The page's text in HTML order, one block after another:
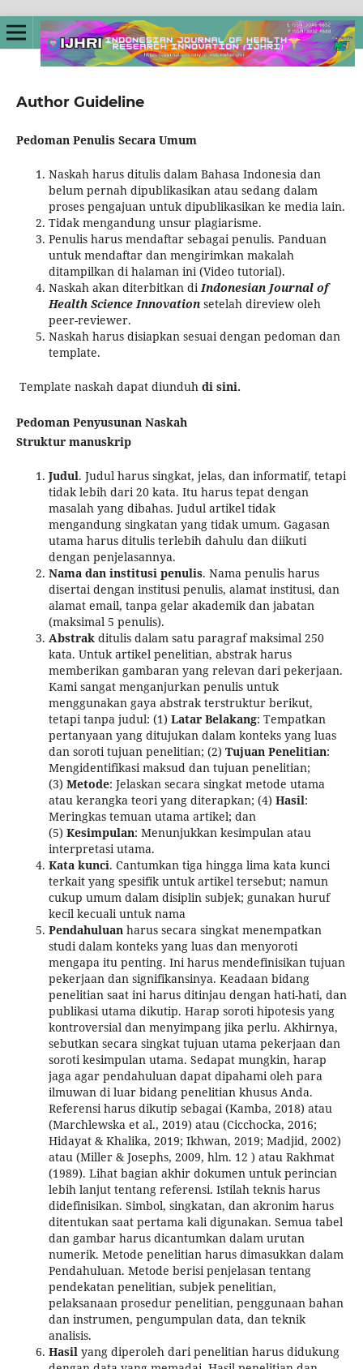
Author Guideline
Pedoman Penulis Secara Umum
Naskah harus ditulis dalam Bahasa Indonesia dan
belum pernah dipublikasikan atau sedang dalam
proses pengajuan untuk dipublikasikan ke media lain.
Tidak mengandung unsur plagiarisme.
Penulis harus mendaftar sebagai penulis. Panduan
untuk mendaftar dan mengirimkan makalah
ditampilkan di halaman ini (Video tutorial).
Naskah akan diterbitkan di Indonesian Journal of
Health Science Innovation setelah direview oleh
peer-reviewer.
Naskah harus disiapkan sesuai dengan pedoman dan
template.
Template naskah dapat diunduh di sini.
Pedoman Penyusunan Naskah
Struktur manuskrip
Judul. Judul harus singkat, jelas, dan informatif, tetapi
tidak lebih dari 20 kata. Itu harus tepat dengan
masalah yang dibahas. Judul artikel tidak
mengandung singkatan yang tidak umum. Gagasan
utama harus ditulis terlebih dahulu dan diikuti
dengan penjelasannya.
Nama dan institusi penulis. Nama penulis harus
disertai dengan institusi penulis, alamat institusi, dan
alamat email, tanpa gelar akademik dan jabatan
(maksimal 5 penulis).
Abstrakditulis dalam satu paragraf maksimal 250
kata. Untuk artikel penelitian, abstrak harus
memberikan gambaran yang relevan dari pekerjaan.
Kami sangat menganjurkan penulis untuk
menggunakan gaya abstrak terstruktur berikut,
tetapi tanpa judul: (1) Latar Belakang: Tempatkan
pertanyaan yang ditujukan dalam konteks yang luas
dan soroti tujuan penelitian; (2) Tujuan Penelitian:
Mengidentifikasi maksud dan tujuan penelitian;
(3) Metode: Jelaskan secara singkat metode utama
atau kerangka teori yang diterapkan; (4) Hasil:
Meringkas temuan utama artikel; dan
(5) Kesimpulan: Menunjukkan kesimpulan atau
interpretasi utama.
Kata kunci. Cantumkan tiga hingga lima kata kunci
terkait yang spesifik untuk artikel tersebut; namun
cukup umum dalam disiplin subjek; gunakan huruf
kecil kecuali untuk nama
Pendahuluanharus secara singkat menempatkan
studi dalam konteks yang luas dan menyoroti
mengapa itu penting. Ini harus mendefinisikan tujuan
pekerjaan dan signifikansinya. Keadaan bidang
penelitian saat ini harus ditinjau dengan hati-hati, dan
publikasi utama dikutip. Harap soroti hipotesis yang
kontroversial dan menyimpang jika perlu. Akhirnya,
sebutkan secara singkat tujuan utama pekerjaan dan
soroti kesimpulan utama. Sedapat mungkin, harap
jaga agar pendahuluan dapat dipahami oleh para
ilmuwan di luar bidang penelitian khusus Anda.
Referensi harus dikutip sebagai (Kamba, 2018) atau
(Marchlewska et al., 2019) atau (Cicchocka, 2016;
Hidayat & Khalika, 2019; Ikhwan, 2019; Madjid, 2002)
atau (Miller & Josephs, 2009, hlm. 12 ) atau Rakhmat
(1989). Lihat bagian akhir dokumen untuk perincian
lebih lanjut tentang referensi. Istilah teknis harus
didefinisikan. Simbol, singkatan, dan akronim harus
ditentukan saat pertama kali digunakan. Semua tabel
dan gambar harus dicantumkan dalam urutan
numerik. Metode penelitian harus dimasukkan dalam
Pendahuluan. Metode berisi penjelasan tentang
pendekatan penelitian, subjek penelitian,
pelaksanaan prosedur penelitian, penggunaan bahan
dan instrumen, pengumpulan data, dan teknik
analisis.
Hasilyang diperoleh dari penelitian harus didukung